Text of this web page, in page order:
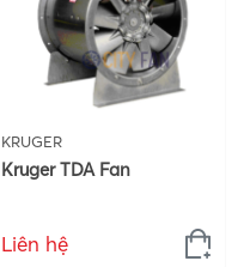
KRUGER
Kruger TDA Fan
Liên hệ